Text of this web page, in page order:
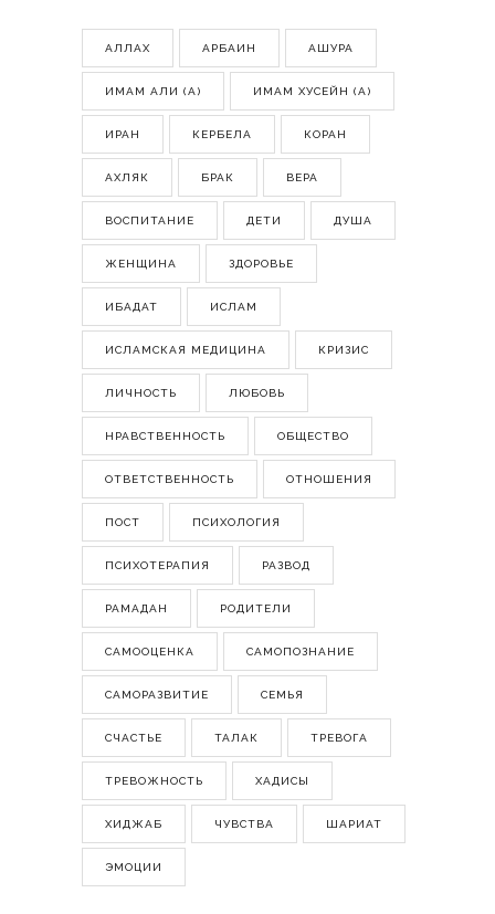
АЛЛАХ АРБАИН АШУРА
ИМАМ АЛИ (А) ИМАМ ХУСЕЙН (А)
ИРАН КЕРБЕЛА КОРАН
АХЛЯК БРАК ВЕРА
ВОСПИТАНИЕ ДЕТИ ДУША
ЖЕНЩИНА ЗДОРОВЬЕ
ИБАДАТ ИСЛАМ
ИСЛАМСКАЯ МЕДИЦИНА КРИЗИС
ЛИЧНОСТЬ ЛЮБОВЬ
НРАВСТВЕННОСТЬ ОБЩЕСТВО
ОТВЕТСТВЕННОСТЬ ОТНОШЕНИЯ
ПОСТ ПСИХОЛОГИЯ
ПСИХОТЕРАПИЯ РАЗВОД
РАМАДАН РОДИТЕЛИ
САМООЦЕНКА САМОПОЗНАНИЕ
САМОРАЗВИТИЕ СЕМЬЯ
СЧАСТЬЕ ТАЛАК ТРЕВОГА
ТРЕВОЖНОСТЬ ХАДИСЫ
ХИДЖАБ ЧУВСТВА ШАРИАТ
ЭМОЦИИ